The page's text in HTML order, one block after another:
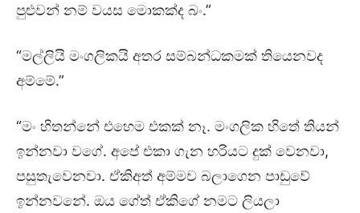
පුළුවන් නම් වයස මොකක්ද බං.”
“මල්ලියි මංගලිකයි අතර සම්බන්ධකමක් තියෙනවද
අම්මේ.”
“මං හිතන්නේ එහෙම එකක් නෑ. මංගලික හිතේ තියන්
ඉන්නවා වගේ. අපේ එකා ගැන හරියට දුක් වෙනවා,
පසුතැවෙනවා. ඒකිඅත් අම්මව බලාගෙන පාඩුවේ
ඉන්නවනේ. ඔය ගේත් ඒකිගේ නමට ලියලා